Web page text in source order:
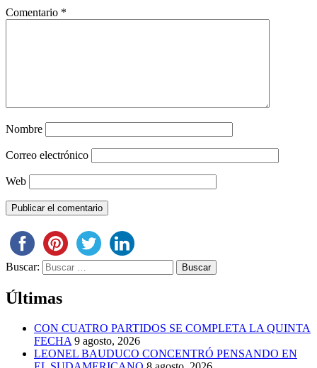
Comentario *
Nombre
Correo electrónico
Web
Buscar:
Últimas
CON CUATRO PARTIDOS SE COMPLETA LA QUINTA
FECHA 9 agosto, 2026
LEONEL BAUDUCO CONCENTRÓ PENSANDO EN